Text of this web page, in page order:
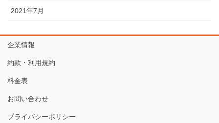
2021年7月
企業情報
約款・利用規約
料金表
お問い合わせ
プライバシーポリシー